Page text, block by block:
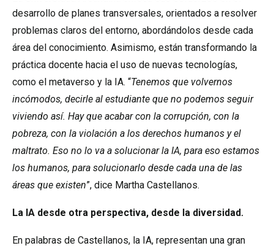
desarrollo de planes transversales, orientados a resolver
problemas claros del entorno, abordándolos desde cada
área del conocimiento. Asimismo, están transformando la
práctica docente hacia el uso de nuevas tecnologías,
como el metaverso y la IA. “Tenemos que volvernos
incómodos, decirle al estudiante que no podemos seguir
viviendo así. Hay que acabar con la corrupción, con la
pobreza, con la violación a los derechos humanos y el
maltrato. Eso no lo va a solucionar la IA, para eso estamos
los humanos, para solucionarlo desde cada una de las
áreas que existen”, dice Martha Castellanos.
La IA desde otra perspectiva, desde la diversidad.
En palabras de Castellanos, la IA, representan una gran